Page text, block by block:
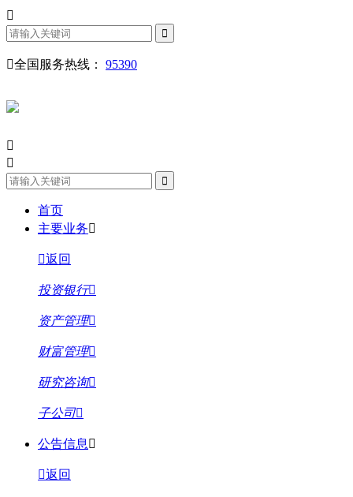
全国服务热线： 95390
首页
主要业务
返回
投资银行
资产管理
财富管理
研究咨询
子公司
公告信息
返回